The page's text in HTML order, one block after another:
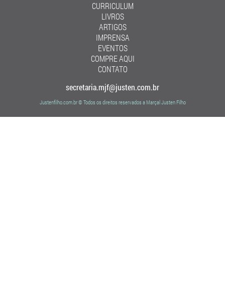
CURRICULUM
LIVROS
ARTIGOS
IMPRENSA
EVENTOS
COMPRE AQUI
CONTATO
secretaria.mjf@justen.com.br
Justenfilho.com.br © Todos os direitos reservados a Marçal Justen Filho